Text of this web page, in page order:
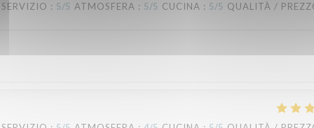
SERVIZIO : 5/5 ATMOSFERA : 5/5 CUCINA : 5/5 QUALITÀ /